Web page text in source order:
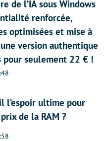
de l’IA sous Windows
renforcée,
optimisées et mise à
version authentique
pour seulement 22 € !
l’espoir ultime pour
de la RAM ?